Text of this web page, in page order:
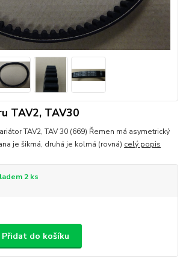
TAV2, TAV30
TAV2, TAV 30 (669) Řemen má asymetrický
je šikmá, druhá je kolmá (rovná) celý popis
2 ks
Přidat do košíku